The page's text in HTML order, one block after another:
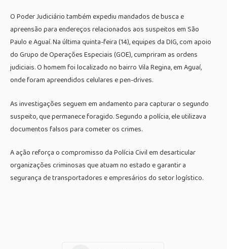
O Poder Judiciário também expediu mandados de busca e
apreensão para endereços relacionados aos suspeitos em São
Paulo e Aguaí. Na última quinta-feira (14), equipes da DIG, com apoio
do Grupo de Operações Especiais (GOE), cumpriram as ordens
judiciais. O homem foi localizado no bairro Vila Regina, em Aguaí,
onde foram apreendidos celulares e pen-drives.
As investigações seguem em andamento para capturar o segundo
suspeito, que permanece foragido. Segundo a polícia, ele utilizava
documentos falsos para cometer os crimes.
A ação reforça o compromisso da Polícia Civil em desarticular
organizações criminosas que atuam no estado e garantir a
segurança de transportadores e empresários do setor logístico.